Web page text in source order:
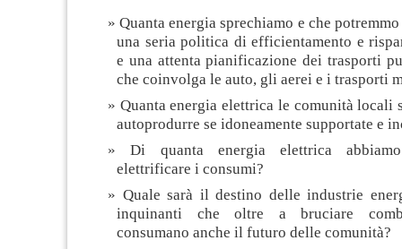
Quanta energia sprechiamo e che
una seria politica di efficientamento e
e una attenta pianificazione dei trasporti
che coinvolga le auto, gli aerei e i trasporti
Quanta energia elettrica le comunità locali
autoprodurre se idoneamente supportate e
Di quanta energia elettrica
elettrificare i consumi?
Quale sarà il destino delle industrie
inquinanti che oltre a bruciare
consumano anche il futuro delle comunità?